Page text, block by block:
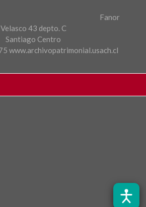
Fanor
Velasco 43 depto. C
Santiago Centro
www.archivopatrimonial.usach.cl